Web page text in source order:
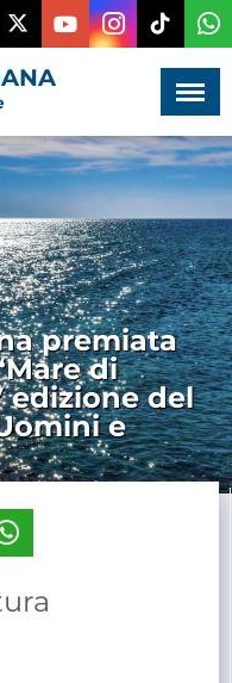
premiata
di
edizione del
e
×
ED EDITORIA